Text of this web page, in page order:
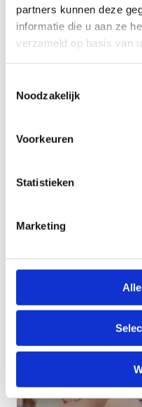
partners kunnen deze
informatie die u aan ze
verzameld op basis van
Noodzakelijk
Voorkeuren
Statistieken
Marketing
Boost